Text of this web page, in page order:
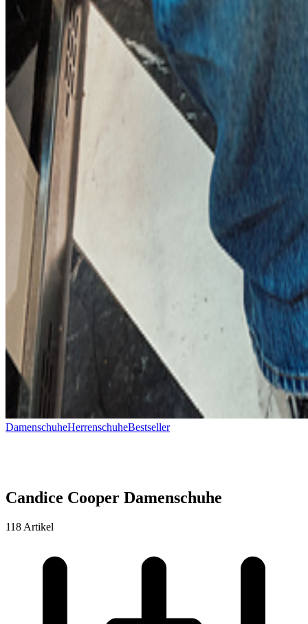
DamenschuheHerrenschuheBestseller
Candice Cooper Damenschuhe
118 Artikel